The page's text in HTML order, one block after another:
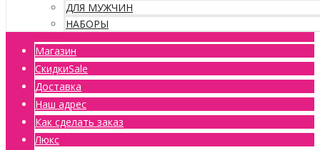
ДЛЯ МУЖЧИН
НАБОРЫ
Магазин
СкидкиSale
Доставка
Наш адрес
Как сделать заказ
Люкс